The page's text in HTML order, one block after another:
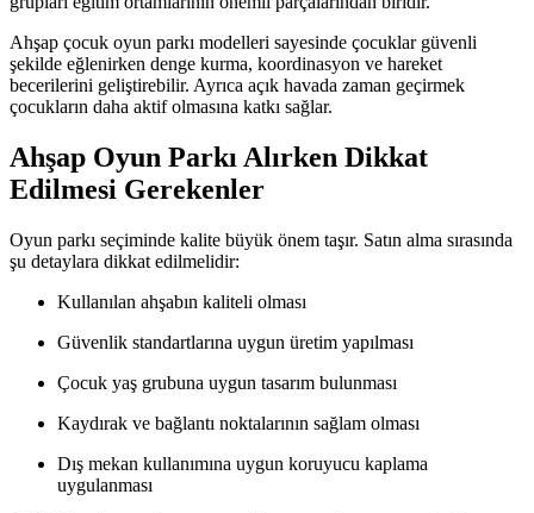
Ahşap çocuk oyun parkı modelleri sayesinde çocuklar güvenli
şekilde eğlenirken denge kurma, koordinasyon ve hareket
becerilerini geliştirebilir. Ayrıca açık havada zaman geçirmek
çocukların daha aktif olmasına katkı sağlar.
Ahşap Oyun Parkı Alırken Dikkat
Edilmesi Gerekenler
Oyun parkı seçiminde kalite büyük önem taşır. Satın alma sırasında
şu detaylara dikkat edilmelidir:
Kullanılan ahşabın kaliteli olması
Güvenlik standartlarına uygun üretim yapılması
Çocuk yaş grubuna uygun tasarım bulunması
Kaydırak ve bağlantı noktalarının sağlam olması
Dış mekan kullanımına uygun koruyucu kaplama
uygulanması